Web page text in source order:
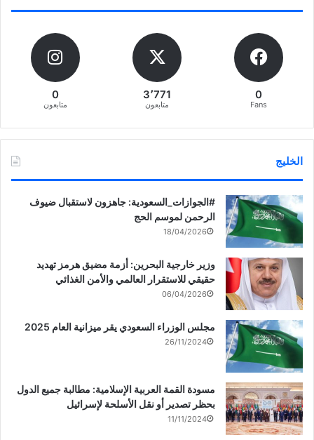
0
Fans
3٬771
متابعون
0
متابعون
الخليج
‏‎#الجوازات_السعودية: جاهزون لاستقبال ضيوف
الرحمن لموسم الحج
18/04/2026
وزير خارجية البحرين: أزمة مضيق هرمز تهديد
حقيقي للاستقرار العالمي والأمن الغذائي
06/04/2026
مجلس الوزراء السعودي يقر ميزانية العام 2025
26/11/2024
مسودة القمة العربية الإسلامية: مطالبة جميع الدول
بحظر تصدير أو نقل الأسلحة لإسرائيل
11/11/2024